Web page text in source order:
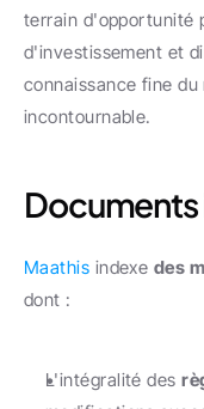
terrain d'opportunité
d'investissement et
connaissance fine du
incontournable.
Documents
Maathis indexe des
dont :
L'intégralité des